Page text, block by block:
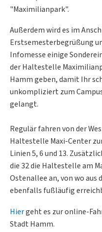
"Maximilianpark".
Außerdem wird es im
Erstsemesterbegrüßung
Infomesse einige
der Haltestelle
Hamm geben, damit Ihr
unkompliziert zum
gelangt.
Regulär fahren von der
Haltestelle Maxi-Center
Linien 5, 6 und 13.
die 32 die Haltestelle am
Ostenallee an, von wo aus
ebenfalls fußläufig
Hiergeht es zur online-
Stadt Hamm.